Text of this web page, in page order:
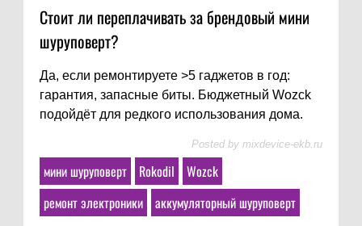
Стоит ли переплачивать за брендовый мини
шуруповерт?
Да, если ремонтируете >5 гаджетов в год:
гарантия, запасные биты. Бюджетный Wozck
подойдёт для редкого использования дома.
Posted by mixdevice-ekb.ru
мини шуруповерт Rokodil
Wozck
ремонт электроники
аккумуляторный шуруповерт